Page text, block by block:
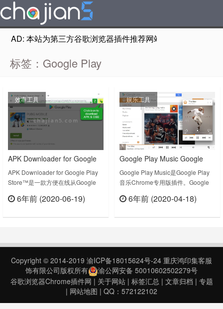
AD: 本站为第三方谷歌浏览器插件推荐网站，非Google
标签：Google Play
效率工具
APK Downloader for Google
Play Store™在线下载APK &
OBB文件
APK Downloader for Google Play
Store™是一款方便在线从Google
The extension is very easy to
6年前 (2020-06-19)
娱乐工具
Google Play Music Google
Play音乐Chrome专用版
Google Play Music是Google Play
音乐Chrome专用版插件。Google
app that adds features to Google
6年前 (2020-04-18)
Copyright © 2014-2019 渝ICP备18015624号-24 重庆鸿印集客服
饰有限公司版权所有
渝公网安备 50010602502279号
谷歌浏览器Chrome插件网 | 关于网站| 标签汇总| 文章归档 | 专题
| 网站地图 | QQ：572122102